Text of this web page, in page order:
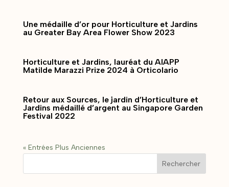
Une médaille d’or pour Horticulture et Jardins
au Greater Bay Area Flower Show 2023
Horticulture et Jardins, lauréat du AIAPP
Matilde Marazzi Prize 2024 à Orticolario
Retour aux Sources, le jardin d’Horticulture et
Jardins médaillé d’argent au Singapore Garden
Festival 2022
« Entrées Plus Anciennes
Rechercher